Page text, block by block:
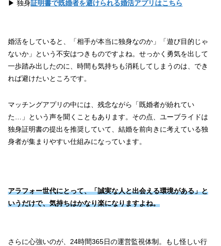
▶ 独身証明書で既婚者を避けられる婚活アプリはこちら
婚活をしていると、「相手が本当に独身なのか」「遊び目的じゃ
ないか」という不安はつきものですよね。せっかく勇気を出して
一歩踏み出したのに、時間も気持ちも消耗してしまうのは、でき
れば避けたいところです。
マッチングアプリの中には、残念ながら「既婚者が紛れてい
た…」という声を聞くこともあります。その点、ユーブライドは
独身証明書の提出を推奨していて、結婚を前向きに考えている独
身者が集まりやすい仕組みになっています。
アラフォー世代にとって、「誠実な人と出会える環境がある」と
いうだけで、気持ちはかなり楽になりますよね。
さらに心強いのが、24時間365日の運営監視体制。もし怪しい行